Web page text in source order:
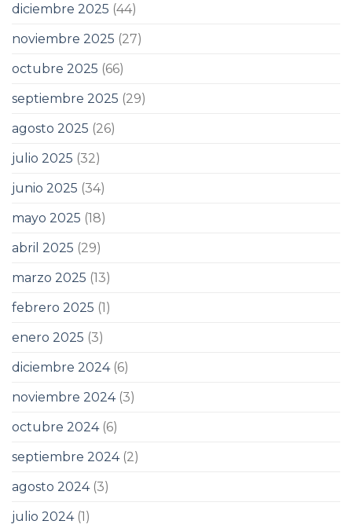
diciembre 2025 (44)
noviembre 2025 (27)
octubre 2025 (66)
septiembre 2025 (29)
agosto 2025 (26)
julio 2025 (32)
junio 2025 (34)
mayo 2025 (18)
abril 2025 (29)
marzo 2025 (13)
febrero 2025 (1)
enero 2025 (3)
diciembre 2024(6)
noviembre 2024(3)
octubre 2024(6)
septiembre 2024(2)
agosto 2024(3)
julio 2024(1)